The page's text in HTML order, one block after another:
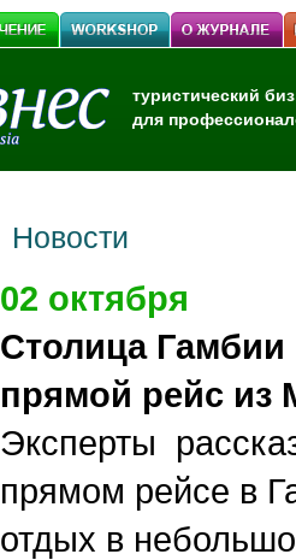
туристический
для
Новости
02 октября
Столица
прямой рейс из
Эксперты
прямом рейсе в
отдых в